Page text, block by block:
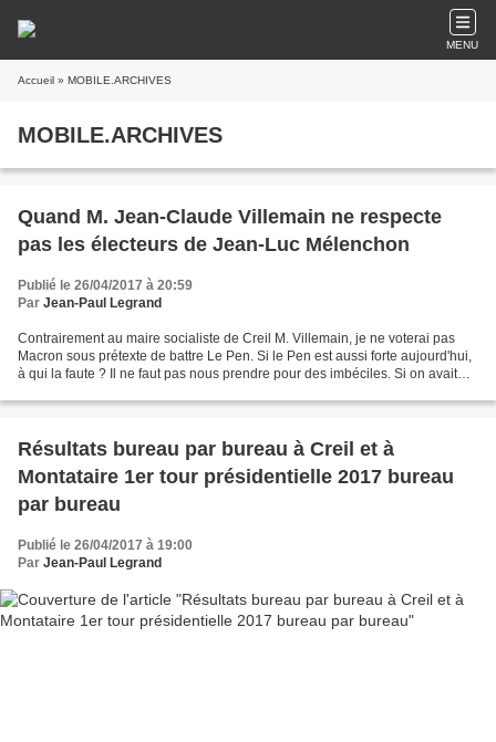
MENU
Accueil » MOBILE.ARCHIVES
MOBILE.ARCHIVES
Quand M. Jean-Claude Villemain ne respecte
pas les électeurs de Jean-Luc Mélenchon
Publié le 26/04/2017 à 20:59
Par Jean-Paul Legrand
Contrairement au maire socialiste de Creil M. Villemain, je ne voterai pas
Macron sous prétexte de battre Le Pen. Si le Pen est aussi forte aujourd'hui,
à qui la faute ? Il ne faut pas nous prendre pour des imbéciles. Si on avait
Résultats bureau par bureau à Creil et à
Montataire 1er tour présidentielle 2017 bureau
par bureau
Publié le 26/04/2017 à 19:00
Par Jean-Paul Legrand